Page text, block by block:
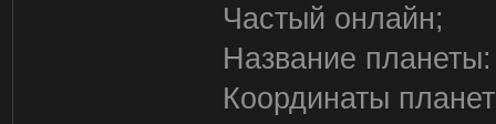
Частый онлайн;
Название
Координаты